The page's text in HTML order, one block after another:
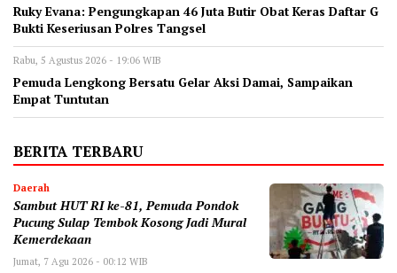
‎Ruky Evana: Pengungkapan 46 Juta Butir Obat Keras Daftar G
Bukti Keseriusan Polres Tangsel
Rabu, 5 Agustus 2026 - 19:06 WIB
Pemuda Lengkong Bersatu Gelar Aksi Damai, Sampaikan
Empat Tuntutan
BERITA TERBARU
Daerah
Sambut HUT RI ke-81, Pemuda Pondok
Pucung Sulap Tembok Kosong Jadi Mural
Kemerdekaan
Jumat, 7 Agu 2026 - 00:12 WIB